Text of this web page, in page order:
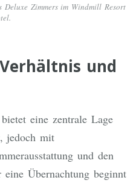
Deluxe Zimmers im Windmill Resort
und
eine zentrale Lage
jedoch mit
und den
Übernachtung beginnt